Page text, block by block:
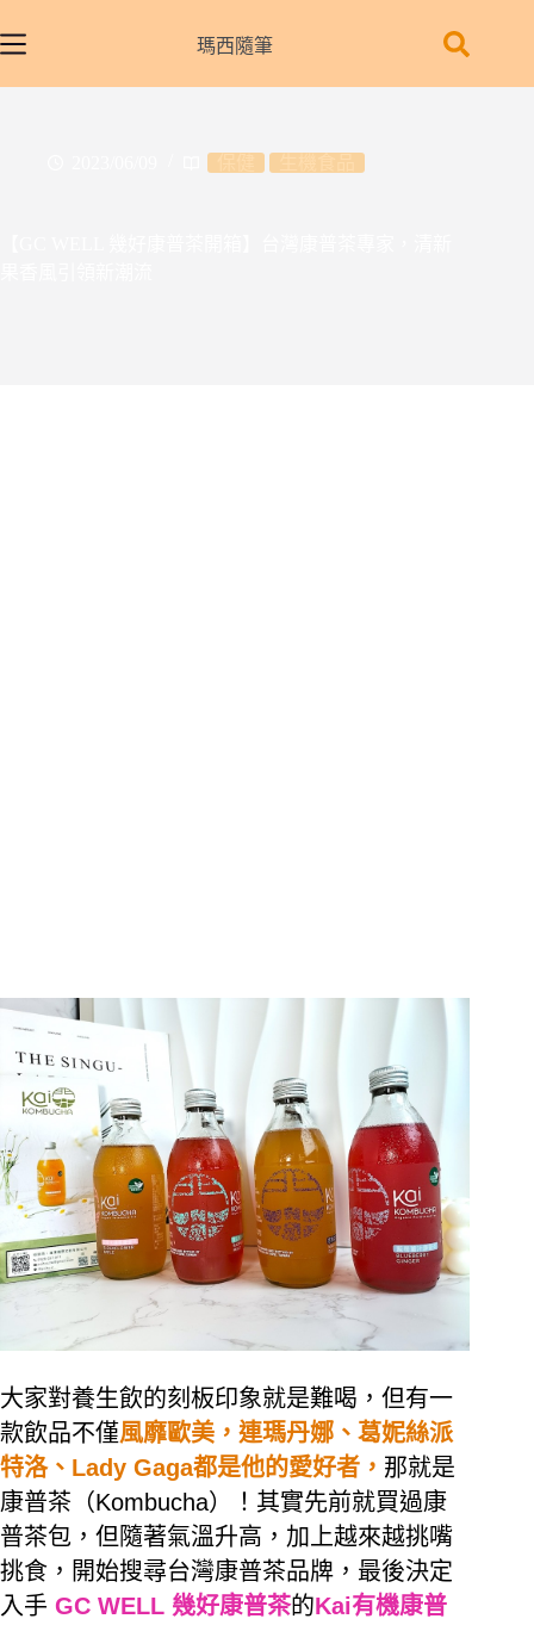
至
瑪西隨筆
大家對養生飲的刻板印象就是難喝，但有一
款飲品不僅風靡歐美，連瑪丹娜、葛妮絲派
特洛、 Lady Gaga都是他的愛好者， 那就是
康普茶（Kombucha）！其實先前就買過康
普茶包，但隨著氣溫升高，加上越來越挑嘴
挑食，開始搜尋台灣康普茶品牌，最後決定
入手 GC WELL 幾好康普茶的Kai有機康普